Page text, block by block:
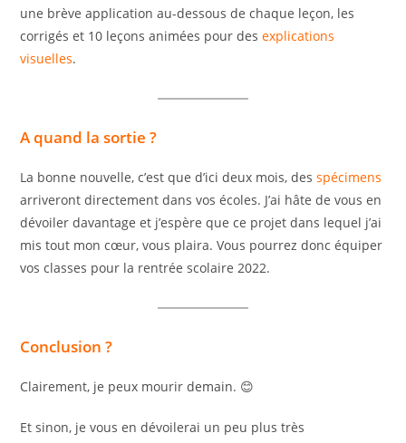
une brève application au-dessous de chaque leçon, les
corrigés et 10 leçons animées pour desexplications
visuelles.
A quand la sortie ?
La bonne nouvelle, c’est que d’ici deux mois, desspécimens
arriveront directement dans vos écoles. J’ai hâte de vous en
dévoiler davantage et j’espère que ce projet dans lequel j’ai
mis tout mon cœur, vous plaira. Vous pourrez donc équiper
vos classes pour la rentrée scolaire 2022.
Conclusion ?
Clairement, je peux mourir demain. 😊
Et sinon, je vous en dévoilerai un peu plus très